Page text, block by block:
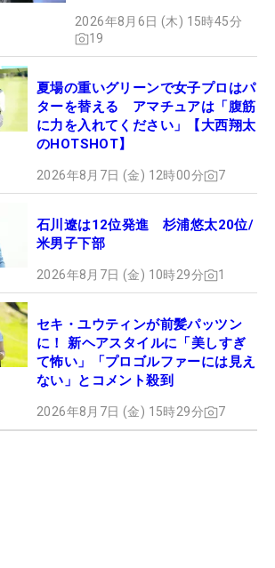
2026年8月6日 (木) 15時45分
19
夏場の重いグリーンで女子プロはパ
ターを替える アマチュアは「腹筋
に力を入れてください」【大西翔太
のHOTSHOT】
2026年8月7日 (金) 12時00分 7
石川遼は12位発進 杉浦悠太20位/
米男子下部
2026年8月7日 (金) 10時29分 1
セキ・ユウティンが前髪パッツン
に！ 新ヘアスタイルに「美しすぎ
て怖い」「プロゴルファーには見え
ない」とコメント殺到
2026年8月7日 (金) 15時29分 7